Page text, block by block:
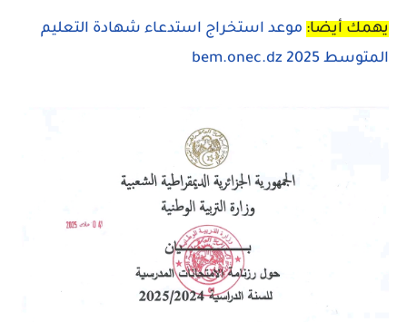
يهمك أيضا: موعد استخراج استدعاء شهادة التعليم
المتوسط